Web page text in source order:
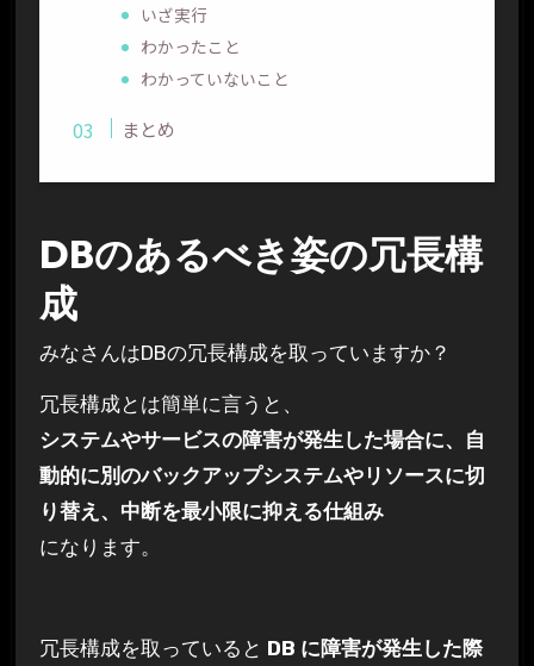
いざ実行
わかったこと
わかっていないこと
まとめ
DBのあるべき姿の冗長構
成
みなさんはDBの冗長構成を取っていますか？
冗長構成とは簡単に言うと、
システムやサービスの障害が発生した場合に、自
動的に別のバックアップシステムやリソースに切
り替え、中断を最小限に抑える仕組み
になります。
冗長構成を取っていると DB に障害が発生した際